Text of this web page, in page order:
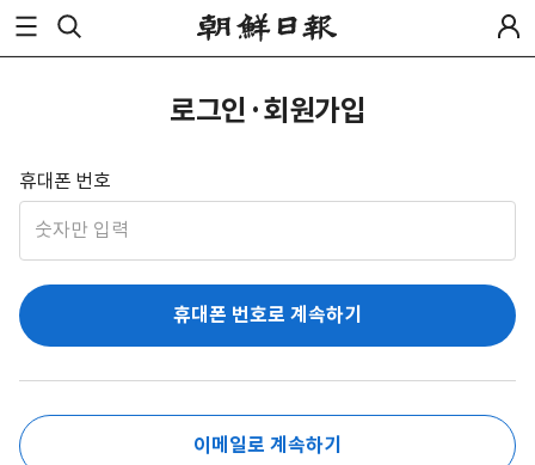
로그인·회원가입
휴대폰 번호
휴대폰 번호로 계속하기
이메일로 계속하기